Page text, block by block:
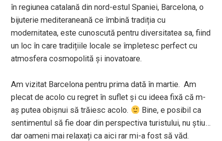
în regiunea catalană din nord-estul Spaniei, Barcelona, o
bijuterie mediteraneană ce îmbină tradiția cu
modernitatea, este cunoscută pentru diversitatea sa, fiind
un loc în care tradițiile locale se împletesc perfect cu
atmosfera cosmopolită și inovatoare.
Am vizitat Barcelona pentru prima dată în martie. Am
plecat de acolo cu regret în suflet și cu ideea fixă că m-
aș putea obișnui să trăiesc acolo.
Bine, e posibil ca
sentimentul să fie doar din perspectiva turistului, nu știu…
dar oameni mai relaxați ca aici rar mi-a fost să văd.